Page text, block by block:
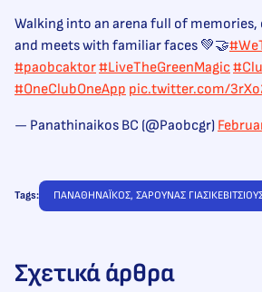
Walking into an arena full of memories,
and meets with familiar faces 💚🤝
#paobcaktor#LiveTheGreenMagic
#OneClubOneApp pic.twitter.com/
— Panathinaikos BC (@Paobcgr)
Tags: ΠΑΝΑΘΗΝΑΪΚΟΣ, ΣΑΡΟΥΝΑΣ
Σχετικά άρθρα